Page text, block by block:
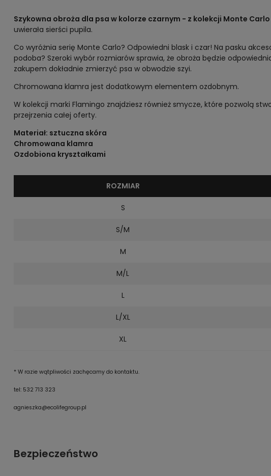
Szykowna obroża dla psa w kolorze czarnym - z kolekcji Monte Carlo
uwierała sierści pupila.
Co wyróżnia serię Monte Carlo? Odpowiedni blask i czar! Na pasku
podoba? Szeroki wybór rozmiarów sprawia, że obroża będzie
zakupem dokładnie zmierzyć psa w obwodzie szyi.
Chromowana klamra jest dodatkowym elementem ozdobnym.
W kolekcji marki Flamingo znajdziesz również smycze, które pozwolą
przejrzenia całej oferty.
Materiał: sztuczna skóra
Chromowana klamra
Ozdobiona kryształkami
ROZMIAR
S
S/M
M
M/L
L
L/XL
XL
* W razie wątpliwości zachęcamy do kontaktu.
tel: 532 713 323
agnieszka@ecolifegroup.pl
Bezpieczeństwo